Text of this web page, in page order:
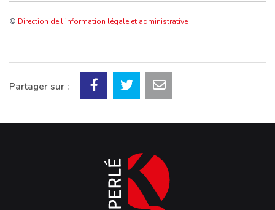
© Direction de l'information légale et administrative
Partager sur :